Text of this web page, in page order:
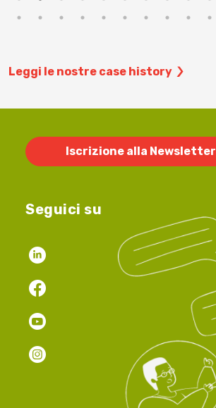
Leggi le nostre case history
Iscrizione alla Newsletter
Seguici su